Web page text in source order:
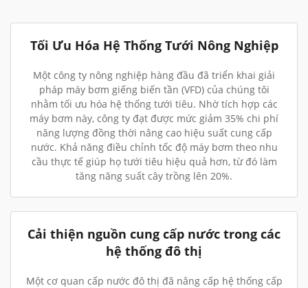
Tối Ưu Hóa Hệ Thống Tưới Nông Nghiệp
Một công ty nông nghiệp hàng đầu đã triển khai giải
pháp máy bơm giếng biến tần (VFD) của chúng tôi
nhằm tối ưu hóa hệ thống tưới tiêu. Nhờ tích hợp các
máy bơm này, công ty đạt được mức giảm 35% chi phí
năng lượng đồng thời nâng cao hiệu suất cung cấp
nước. Khả năng điều chỉnh tốc độ máy bơm theo nhu
cầu thực tế giúp họ tưới tiêu hiệu quả hơn, từ đó làm
tăng năng suất cây trồng lên 20%.
Cải thiện nguồn cung cấp nước trong các
hệ thống đô thị
Một cơ quan cấp nước đô thị đã nâng cấp hệ thống cấp